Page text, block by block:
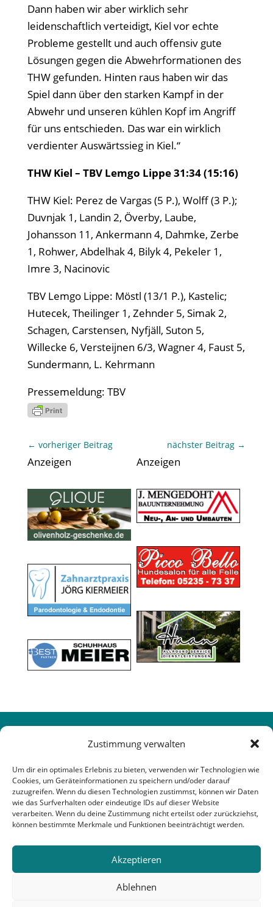
Zustimmung verwalten
Um dir ein optimales Erlebnis zu bieten, verwenden wir Technologien wie
Cookies, um Geräteinformationen zu speichern und/oder darauf
zuzugreifen. Wenn du diesen Technologien zustimmst, können wir Daten
wie das Surfverhalten oder eindeutige IDs auf dieser Website
verarbeiten. Wenn du deine Zustimmung nicht erteilst oder zurückziehst,
können bestimmte Merkmale und Funktionen beeinträchtigt werden.
Akzeptieren
Ablehnen
Dann haben wir aber wirklich sehr
leidenschaftlich verteidigt, Kiel vor echte
Probleme gestellt und auch offensiv gute
Lösungen gegen die Abwehrformationen des
THW gefunden. Hinten raus haben wir das
Spiel dann über den starken Kampf in der
Abwehr und unseren kühlen Kopf im Angriff
für uns entschieden. Das war ein wirklich
verdienter Auswärtssieg in Kiel.“
THW Kiel – TBV Lemgo Lippe 31:34 (15:16)
THW Kiel: Perez de Vargas (5 P.), Wolff (3 P.);
Duvnjak 1, Landin 2, Överby, Laube,
Johansson 11, Ankermann 4, Dahmke, Zerbe
1, Rohwer, Abdelhak 4, Bilyk 4, Pekeler 1,
Imre 3, Nacinovic
TBV Lemgo Lippe: Möstl (13/1 P.), Kastelic;
Hutecek, Theilinger 1, Zehnder 5, Simak 2,
Schagen, Carstensen, Nyfjäll, Suton 5,
Willecke 6, Versteijnen 6/3, Wagner 4, Faust 5,
Sundermann, L. Kehrmann
Pressemeldung: TBV
← vorheriger Beitrag nächster Beitrag →
Anzeigen Anzeigen